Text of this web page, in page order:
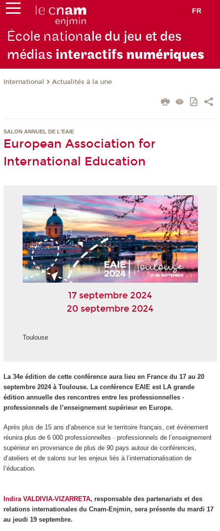
FR
École nationale du jeu et des
médias interactifs numériques
International Actualités à la une
SALON ANNUEL DE L'EAIE
European Association for
International Education
17 septembre 2024
20 septembre 2024
Toulouse
La 34e édition de cette conférence aura lieu en France du 17 au 20
septembre 2024 à Toulouse. La conférence EAIE est LA grande
édition annuelle des rencontres entre les professionnelles ·
professionnels de l’enseignement supérieur en Europe.
Après plus de 15 ans d’absence sur le territoire français, cet événement
réunira plus de 6 000 professionnelles · professionnels de l’enseignement
supérieur en provenance de plus de 90 pays autour de conférences,
d’ateliers et de salons sur les enjeux liés à l’internationalisation de
l’éducation.
Indira VALDIVIA-VIZARRETA, responsable des partenariats et des
relations internationales du Cnam-Enjmin, sera présente du mardi 17
au jeudi 19 septembre.